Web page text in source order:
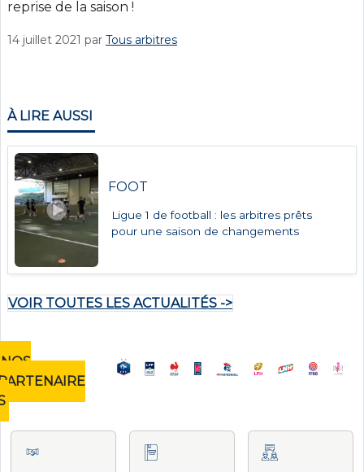
reprise de la saison !
14 juillet 2021 par Tous arbitres
À LIRE AUSSI
FOOT
Ligue 1 de football : les arbitres prêts
pour une saison de changements
VOIR TOUTES LES ACTUALITÉS ->
NOS